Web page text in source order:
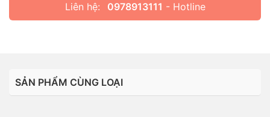
Liên hệ: 0978913111 - Hotline
SẢN PHẨM CÙNG LOẠI